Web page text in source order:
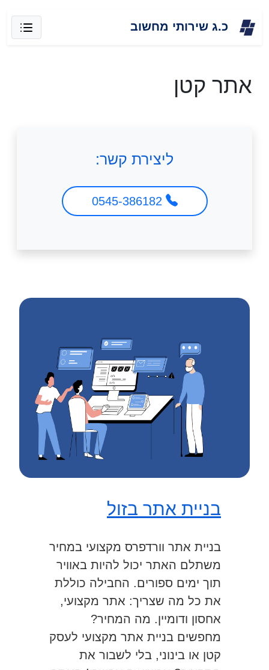
כ.ג שירותי מחשוב
אתר קטן
ליצירת קשר:
בניית אתר בזול
בניית אתר וורדפרס מקצועי במחיר
משתלם האתר יכול להיות באוויר
תוך ימים ספורים. החבילה כוללת
את כל מה שצריך: אתר מקצועי,
אחסון ודומיין. מה המחיר?
מחפשים בניית אתר מקצועי לעסק
קטן או בינוני, בלי לשבור את